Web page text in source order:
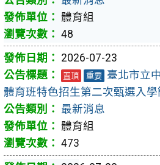
體育組
48
2026-07-23
置頂 重要 臺北市立
體育班特色招生第二次甄選入學
最新消息
體育組
473